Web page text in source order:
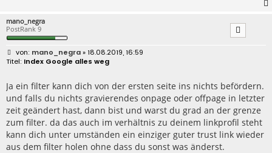
mano_negra
PostRank 9
B
e
i
a
g
mano_negra» 18.08.2019, 16:59
Index Google alles weg
Ja ein filter kann dich von der ersten seite ins nichts befördern.
und falls du nichts gravierendes onpage oder offpage in letzter
zeit geändert hast, dann bist und warst du grad an der grenze
zum filter. da das auch im verhältnis zu deinem linkprofil steht
kann dich unter umständen ein einziger guter trust link wieder
aus dem filter holen ohne dass du sonst was änderst.